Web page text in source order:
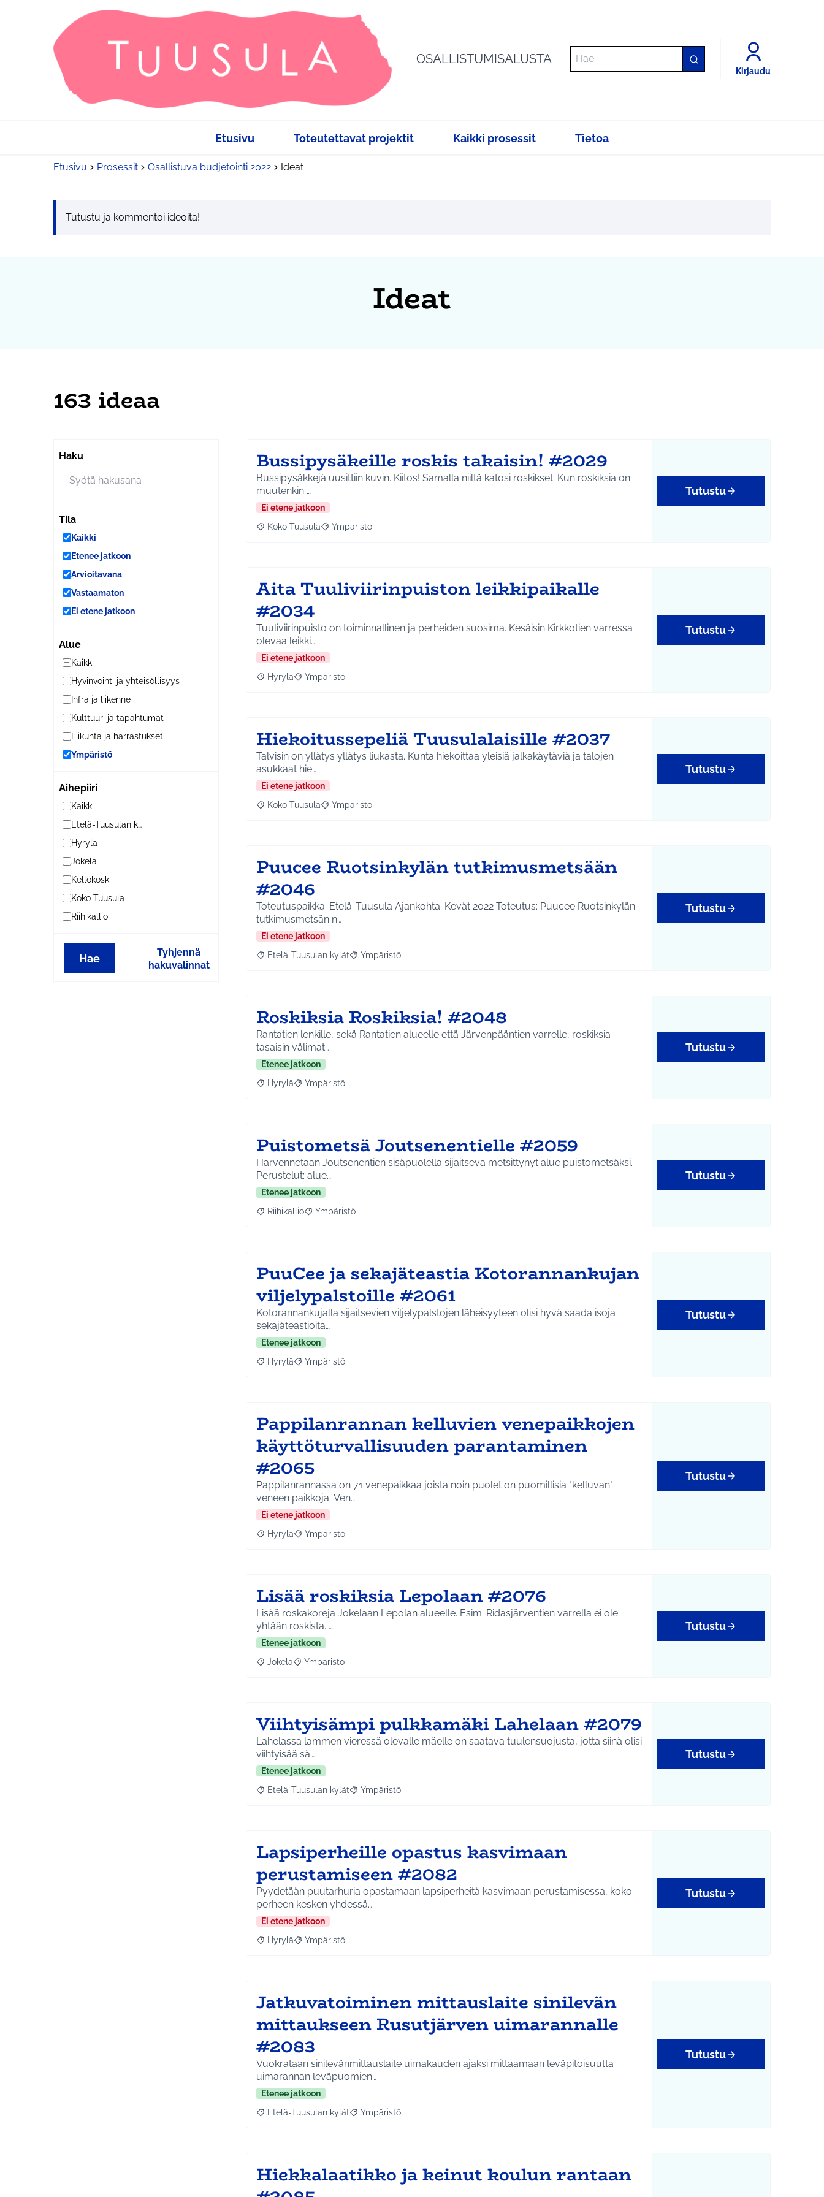
OSALLISTUMISALUSTA
Kirjaudu
Etusivu Toteutettavat projektit Kaikki prosessit Tietoa
Etusivu Prosessit Osallistuva budjetointi 2022 Ideat
Tutustu ja kommentoi ideoita!
Ideat
163 ideaa
Haku
Tila
Kaikki
Etenee jatkoon
Arvioitavana
Vastaamaton
Ei etene jatkoon
Alue
Kaikki
Hyvinvointi ja yhteisöllisyys
Infra ja liikenne
Kulttuuri ja tapahtumat
Liikunta ja harrastukset
Ympäristö
Aihepiiri
Kaikki
Etelä-Tuusulan kylät
Hyrylä
Jokela
Kellokoski
Koko Tuusula
Riihikallio
Hae
Tyhjennä
hakuvalinnat
Bussipysäkeille roskis takaisin! #2029
Bussipysäkkejä uusittiin kuvin. Kiitos! Samalla niiltä katosi roskikset. Kun roskiksia on
muutenkin …
Ei etene jatkoon
Rajaa tulokset aihepiirin mukaan: Koko Tuusula
Koko Tuusula Rajaa tulokset teeman mukaan: Ympäristö
Ympäristö
Tutustu
Aita Tuuliviirinpuiston leikkipaikalle
#2034
Tuuliviirinpuisto on toiminnallinen ja perheiden suosima. Kesäisin Kirkkotien varressa
olevaa leikki…
Ei etene jatkoon
Rajaa tulokset aihepiirin mukaan: Hyrylä
Hyrylä Rajaa tulokset teeman mukaan: Ympäristö
Ympäristö
Tutustu
Hiekoitussepeliä Tuusulalaisille #2037
Talvisin on yllätys yllätys liukasta. Kunta hiekoittaa yleisiä jalkakäytäviä ja talojen
asukkaat hie…
Ei etene jatkoon
Rajaa tulokset aihepiirin mukaan: Koko Tuusula
Koko Tuusula Rajaa tulokset teeman mukaan: Ympäristö
Ympäristö
Tutustu
Puucee Ruotsinkylän tutkimusmetsään
#2046
Toteutuspaikka: Etelä-Tuusula Ajankohta: Kevät 2022 Toteutus: Puucee Ruotsinkylän
tutkimusmetsän n…
Ei etene jatkoon
Rajaa tulokset aihepiirin mukaan: Etelä-Tuusulan kylät
Etelä-Tuusulan kylät Rajaa tulokset teeman mukaan: Ympäristö
Ympäristö
Tutustu
Roskiksia Roskiksia! #2048
Rantatien lenkille, sekä Rantatien alueelle että Järvenpääntien varrelle, roskiksia
tasaisin välimat…
Etenee jatkoon
Rajaa tulokset aihepiirin mukaan: Hyrylä
Hyrylä Rajaa tulokset teeman mukaan: Ympäristö
Ympäristö
Tutustu
Puistometsä Joutsenentielle #2059
Harvennetaan Joutsenentien sisäpuolella sijaitseva metsittynyt alue puistometsäksi.
Perustelut: alue…
Etenee jatkoon
Rajaa tulokset aihepiirin mukaan: Riihikallio
Riihikallio Rajaa tulokset teeman mukaan: Ympäristö
Ympäristö
Tutustu
PuuCee ja sekajäteastia Kotorannankujan
viljelypalstoille #2061
Kotorannankujalla sijaitsevien viljelypalstojen läheisyyteen olisi hyvä saada isoja
sekajäteastioita…
Etenee jatkoon
Rajaa tulokset aihepiirin mukaan: Hyrylä
Hyrylä Rajaa tulokset teeman mukaan: Ympäristö
Ympäristö
Tutustu
Pappilanrannan kelluvien venepaikkojen
käyttöturvallisuuden parantaminen
#2065
Pappilanrannassa on 71 venepaikkaa joista noin puolet on puomillisia "kelluvan"
veneen paikkoja. Ven…
Ei etene jatkoon
Rajaa tulokset aihepiirin mukaan: Hyrylä
Hyrylä Rajaa tulokset teeman mukaan: Ympäristö
Ympäristö
Tutustu
Lisää roskiksia Lepolaan #2076
Lisää roskakoreja Jokelaan Lepolan alueelle. Esim. Ridasjärventien varrella ei ole
yhtään roskista. …
Etenee jatkoon
Rajaa tulokset aihepiirin mukaan: Jokela
Jokela Rajaa tulokset teeman mukaan: Ympäristö
Ympäristö
Tutustu
Viihtyisämpi pulkkamäki Lahelaan #2079
Lahelassa lammen vieressä olevalle mäelle on saatava tuulensuojusta, jotta siinä olisi
viihtyisää sä…
Etenee jatkoon
Rajaa tulokset aihepiirin mukaan: Etelä-Tuusulan kylät
Etelä-Tuusulan kylät Rajaa tulokset teeman mukaan: Ympäristö
Ympäristö
Tutustu
Lapsiperheille opastus kasvimaan
perustamiseen #2082
Pyydetään puutarhuria opastamaan lapsiperheitä kasvimaan perustamisessa, koko
perheen kesken yhdessä…
Ei etene jatkoon
Rajaa tulokset aihepiirin mukaan: Hyrylä
Hyrylä Rajaa tulokset teeman mukaan: Ympäristö
Ympäristö
Tutustu
Jatkuvatoiminen mittauslaite sinilevän
mittaukseen Rusutjärven uimarannalle
#2083
Vuokrataan sinilevänmittauslaite uimakauden ajaksi mittaamaan leväpitoisuutta
uimarannan leväpuomien…
Etenee jatkoon
Rajaa tulokset aihepiirin mukaan: Etelä-Tuusulan kylät
Etelä-Tuusulan kylät Rajaa tulokset teeman mukaan: Ympäristö
Ympäristö
Tutustu
Hiekkalaatikko ja keinut koulun rantaan